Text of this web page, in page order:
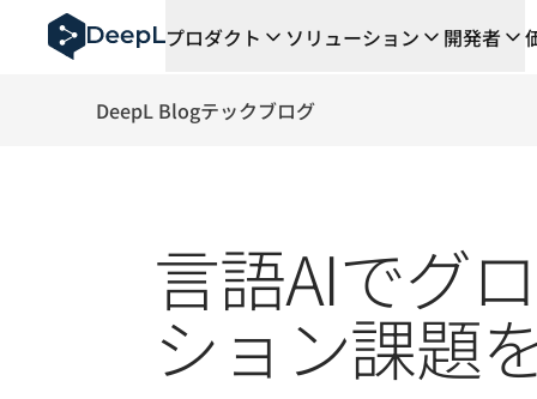
AIエージェント向けDeepL
DeepL Translation Flow：主要なユースケースや連携
How we brought Swiss German to DeepL
Translation Flowのご紹介：あらゆるチームの翻訳ワ
Building an instantly accessible voice demo with
プロダクト ソリューション 開発者
DeepL Blogテックブログ
言語AIでグ
ション課題